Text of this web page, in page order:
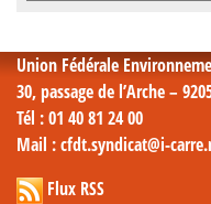
Union Fédérale
30, passage de l’Arche –
Tél : 01 40 81 24 00
Mail : cfdt.syndicat@i-
Flux RSS